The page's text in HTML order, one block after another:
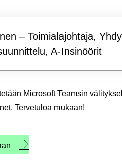
– Toimialajohtaja,
A-Insinöörit
Microsoft Teamsin
Tervetuloa mukaan!